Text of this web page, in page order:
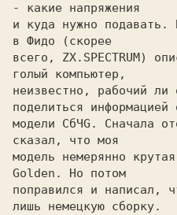
- какие напряжения
и куда нужно подавать.
в Фидо (скорее
всего, ZX.SPECTRUM)
голый компьютер,
неизвестно, рабочий
поделиться информацией
модели CбЧG. Сначала
сказал, что моя
модель немерянно
Golden. Но потом
поправился и написал,
лишь немецкую сборку.